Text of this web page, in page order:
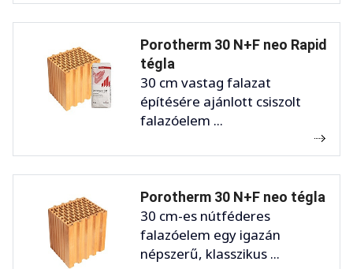
Porotherm 30 N+F neo Rapid
tégla
30 cm vastag falazat
építésére ajánlott csiszolt
falazóelem ...
Porotherm 30 N+F neo tégla
30 cm-es nútféderes
falazóelem egy igazán
népszerű, klasszikus ...